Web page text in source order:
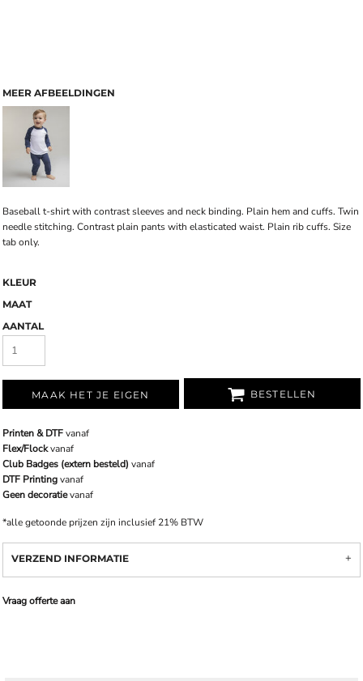
MEER AFBEELDINGEN
Baseball t-shirt with contrast sleeves and neck binding. Plain hem and cuffs. Twin
needle stitching. Contrast plain pants with elasticated waist. Plain rib cuffs. Size
tab only.
KLEUR
MAAT
AANTAL
MAAK HET JE EIGEN BESTELLEN
Printen & DTFvanaf
Flex/Flockvanaf
Club Badges (extern besteld) vanaf
DTF Printingvanaf
Geen decoratievanaf
*alle getoonde prijzen zijn inclusief 21% BTW
VERZEND INFORMATIE
Vraag offerte aan